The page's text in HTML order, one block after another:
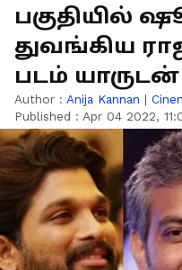
பகுதியில்
துவங்கிய
படம் யாருடன்
Author : Anija Kannan |
Published : Apr 04 2022,